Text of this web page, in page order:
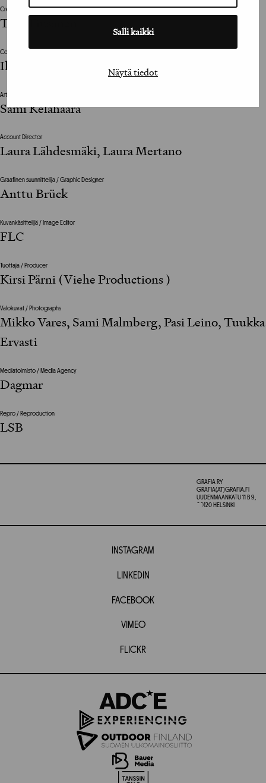
Salli kaikki
Näytä tiedot
Creative Director
Toni Tiusanen
Copywriter
Ilkka Sairanen
Art Director
Sami Kelahaara
Account Director
Laura Lähdesmäki, Laura Mertano
Graafinen suunnittelija / Graphic Designer
Anttu Brück
Kuvankäsittelijä / Image Editor
FLC
Tuottaja / Producer
Kirsi Pärni (Viehe Productions )
Valokuvat / Photographs
Mikko Vares, Sami Malmberg, Pasi Leino, Tuukka
Ervasti
Mediatoimisto / Media Agency
Dagmar
Repro / Reproduction
LSB
GRAFIA RY
GRAFIA(AT)GRAFIA.FI
UUDENMAANKATU 11 B 9,
00120 HELSINKI
INSTAGRAM
LINKEDIN
FACEBOOK
VIMEO
FLICKR